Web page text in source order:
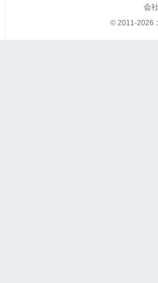
会
© 2011-2026